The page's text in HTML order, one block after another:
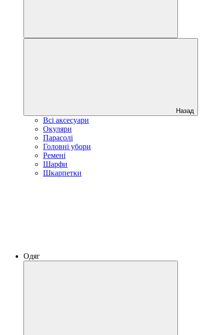
Назад
Всі аксесуари
Окуляри
Парасолі
Головні убори
Ремені
Шарфи
Шкарпетки
Одяг